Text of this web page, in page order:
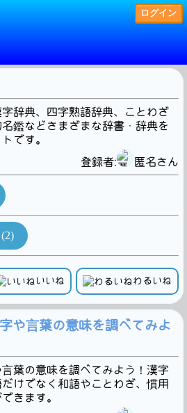
ログイン
す。2Hit!
辞典、四字熟語辞典、ことわざ
鑑などさまざまな辞書・辞典を
です。
登録者:
匿名さん
いいね わるいね
や言葉の意味を調べてみよ
葉の意味を調べてみよう！漢字
けでなく和語やことわざ、慣用
きます。